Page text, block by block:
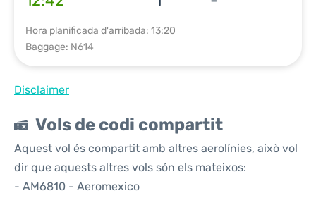
Hora planificada d'arribada: 13:20
Baggage: N614
Disclaimer
Vols de codi compartit
Aquest vol és compartit amb altres aerolínies, això vol
dir que aquests altres vols són els mateixos:
- AM6810 - Aeromexico